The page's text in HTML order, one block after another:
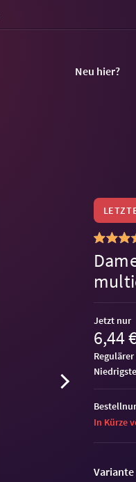
Neu hier?
Jetzt nur
6,44
Variante
In Kürze